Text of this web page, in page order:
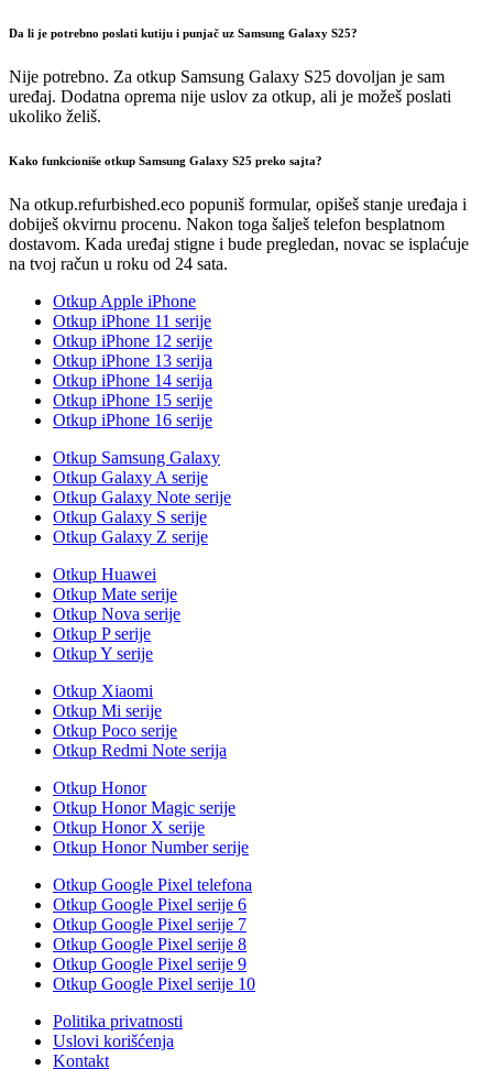
Da li je potrebno poslati kutiju i punjač uz Samsung Galaxy S25?
Nije potrebno. Za otkup Samsung Galaxy S25 dovoljan je sam
uređaj. Dodatna oprema nije uslov za otkup, ali je možeš poslati
ukoliko želiš.
Kako funkcioniše otkup Samsung Galaxy S25 preko sajta?
Na otkup.refurbished.eco popuniš formular, opišeš stanje uređaja i
dobiješ okvirnu procenu. Nakon toga šalješ telefon besplatnom
dostavom. Kada uređaj stigne i bude pregledan, novac se isplaćuje
na tvoj račun u roku od 24 sata.
Otkup Apple iPhone
Otkup iPhone 11 serije
Otkup iPhone 12 serije
Otkup iPhone 13 serija
Otkup iPhone 14 serija
Otkup iPhone 15 serije
Otkup iPhone 16 serije
Otkup Samsung Galaxy
Otkup Galaxy A serije
Otkup Galaxy Note serije
Otkup Galaxy S serije
Otkup Galaxy Z serije
Otkup Huawei
Otkup Mate serije
Otkup Nova serije
Otkup P serije
Otkup Y serije
Otkup Xiaomi
Otkup Mi serije
Otkup Poco serije
Otkup Redmi Note serija
Otkup Honor
Otkup Honor Magic serije
Otkup Honor X serije
Otkup Honor Number serije
Otkup Google Pixel telefona
Otkup Google Pixel serije 6
Otkup Google Pixel serije 7
Otkup Google Pixel serije 8
Otkup Google Pixel serije 9
Otkup Google Pixel serije 10
Politika privatnosti
Uslovi korišćenja
Kontakt